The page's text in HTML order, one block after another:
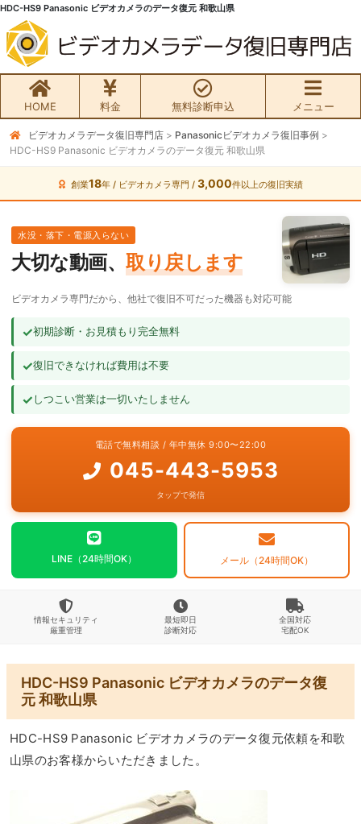
HDC-HS9 Panasonic ビデオカメラのデータ復元 和歌山県
HOME 料金 無料診断申込 メニュー
無料初期診断お申込み
ビデオカメラ データ復旧HOME
料金・メニュー
サービスの流れ
よくあるご質問
ビデオカメラデータ復旧専門店 > Panasonicビデオカメラ復旧事例 >
HDC-HS9 Panasonic ビデオカメラのデータ復元 和歌山県
創業18年 / ビデオカメラ専門 / 3,000件以上の復旧実績
水没・落下・電源入らない
大切な動画、 取り戻します
ビデオカメラ専門だから、他社で復旧不可だった機器も対応可能
✓初期診断・お見積もり完全無料
✓復旧できなければ費用は不要
✓しつこい営業は一切いたしません
電話で無料相談 / 年中無休 9:00〜22:00
045-443-5953
タップで発信
LINE（24時間OK） メール（24時間OK）
情報セキュリティ
厳重管理
最短即日
診断対応
全国対応
宅配OK
HDC-HS9 Panasonic ビデオカメラのデータ復
元 和歌山県
HDC-HS9 Panasonic ビデオカメラのデータ復元依頼を和歌
山県のお客様からいただきました。